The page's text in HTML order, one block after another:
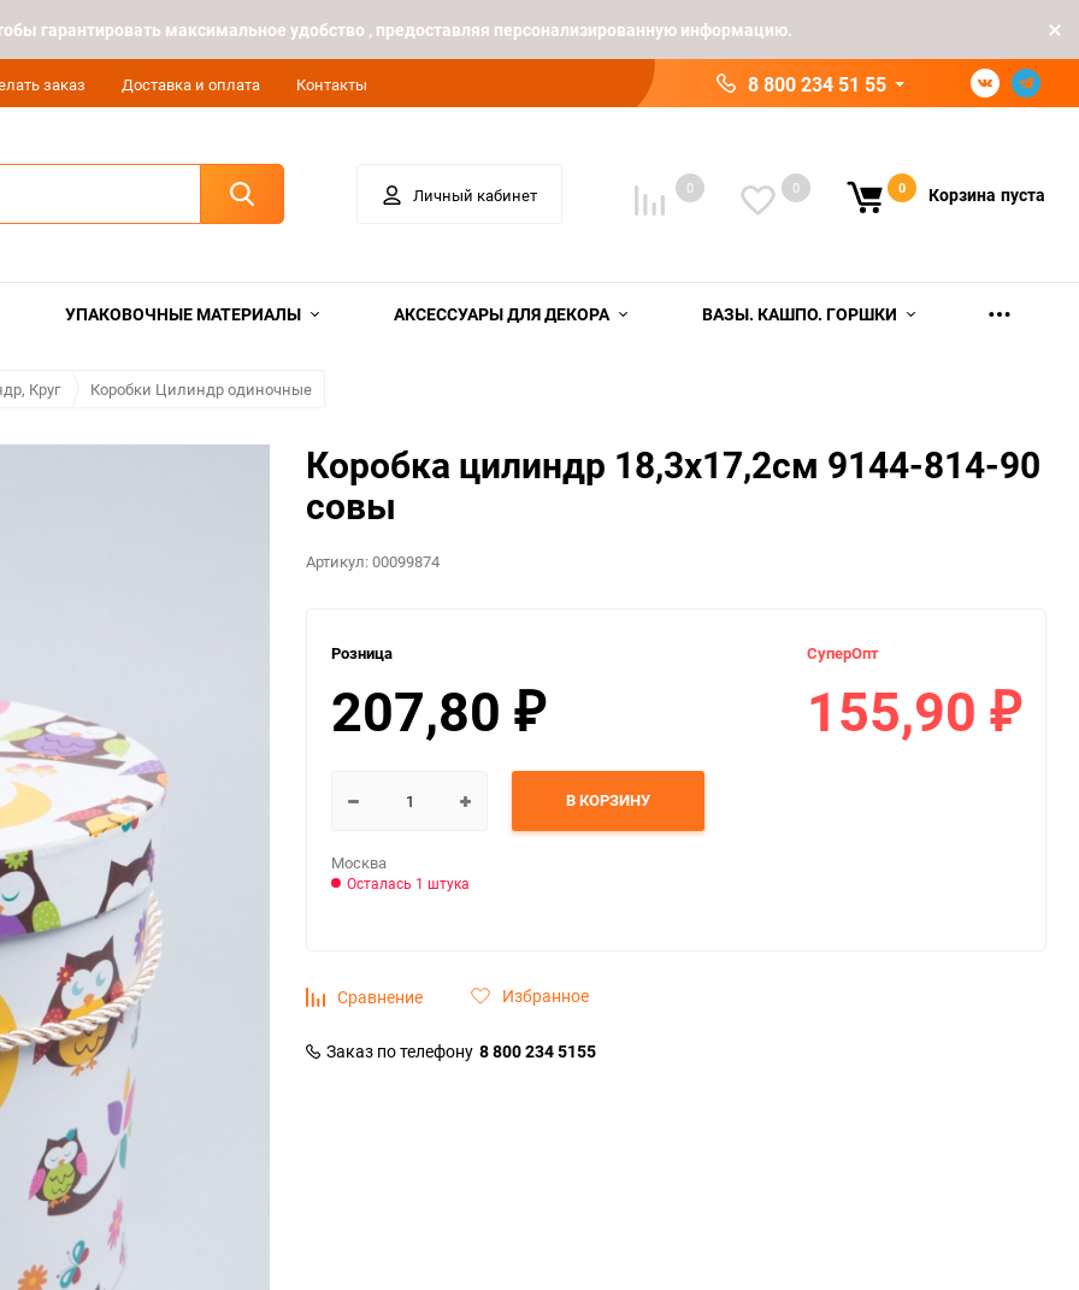
гарантировать максимальное удобство , предоставляя персонализированную информацию.
заказ Доставка и оплата Контакты 8 800 234 51 55
Личный кабинет 0 0 0 Корзина пуста
УПАКОВОЧНЫЕ МАТЕРИАЛЫ АКСЕССУАРЫ ДЛЯ ДЕКОРА ВАЗЫ. КАШПО. ГОРШКИ
Круг Коробки Цилиндр одиночные
Коробка цилиндр 18,3х17,2см 9144-814-90
совы
Артикул:00099874
Розница
207,80 ₽
СуперОпт
155,90 ₽
В КОРЗИНУ
Москва
Осталась 1 штука
Сравнение Избранное
Заказ по телефону 8 800 234 5155